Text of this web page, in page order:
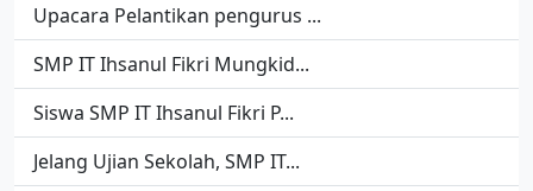
Upacara Pelantikan pengurus ...
SMP IT Ihsanul Fikri Mungkid...
Siswa SMP IT Ihsanul Fikri P...
Jelang Ujian Sekolah, SMP IT...